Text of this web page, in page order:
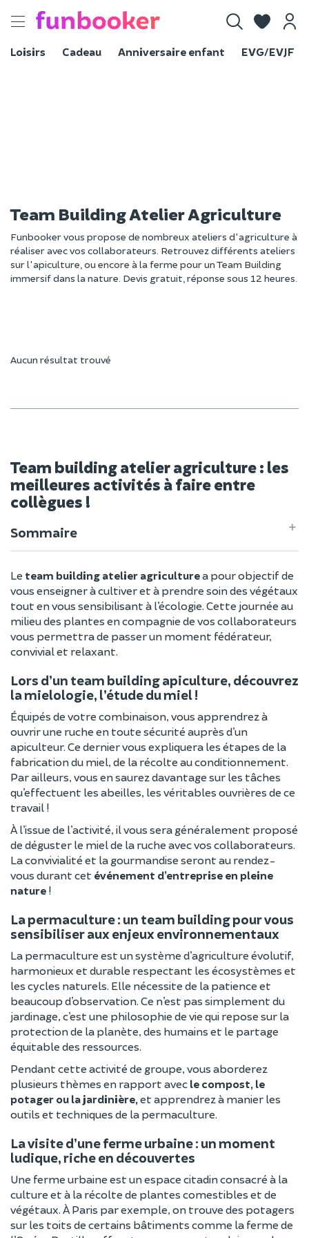
Toggle
Loisirs
Cadeau Anniversaire enfant EVG/EVJF
Team Building Atelier Agriculture
Funbooker vous propose de nombreux ateliers d'agriculture à
réaliser avec vos collaborateurs. Retrouvez différents ateliers
sur l'apiculture, ou encore à la ferme pour un Team Building
immersif dans la nature. Devis gratuit, réponse sous 12 heures.
Aucun résultat trouvé
Team building atelier agriculture : les
meilleures activités à faire entre
collègues !
Sommaire
Le team building atelier agriculturea pour objectif de
vous enseigner à cultiver et à prendre soin des végétaux
tout en vous sensibilisant à l’écologie. Cette journée au
milieu des plantes en compagnie de vos collaborateurs
vous permettra de passer un moment fédérateur,
convivial et relaxant.
Lors d’un team building apiculture, découvrez
la mielologie, l’étude du miel !
Équipés de votre combinaison, vous apprendrez à
ouvrir une ruche en toute sécurité auprès d’un
apiculteur. Ce dernier vous expliquera les étapes de la
fabrication du miel, de la récolte au conditionnement.
Par ailleurs, vous en saurez davantage sur les tâches
qu’effectuent les abeilles, les véritables ouvrières de ce
travail !
À l’issue de l’activité, il vous sera généralement proposé
de déguster le miel de la ruche avec vos collaborateurs.
La convivialité et la gourmandise seront au rendez-
vous durant cet événement d’entreprise en pleine
nature !
La permaculture : un team building pour vous
sensibiliser aux enjeux environnementaux
La permaculture est un système d’agriculture évolutif,
harmonieux et durable respectant les écosystèmes et
les cycles naturels. Elle nécessite de la patience et
beaucoup d’observation. Ce n’est pas simplement du
jardinage, c’est une philosophie de vie qui repose sur la
protection de la planète, des humains et le partage
équitable des ressources.
Pendant cette activité de groupe, vous aborderez
plusieurs thèmes en rapport avec le compost, le
potager ou la jardinière, et apprendrez à manier les
outils et techniques de la permaculture.
La visite d’une ferme urbaine : un moment
ludique, riche en découvertes
Une ferme urbaine est un espace citadin consacré à la
culture et à la récolte de plantes comestibles et de
végétaux. À Paris par exemple, on trouve des potagers
sur les toits de certains bâtiments comme la ferme de